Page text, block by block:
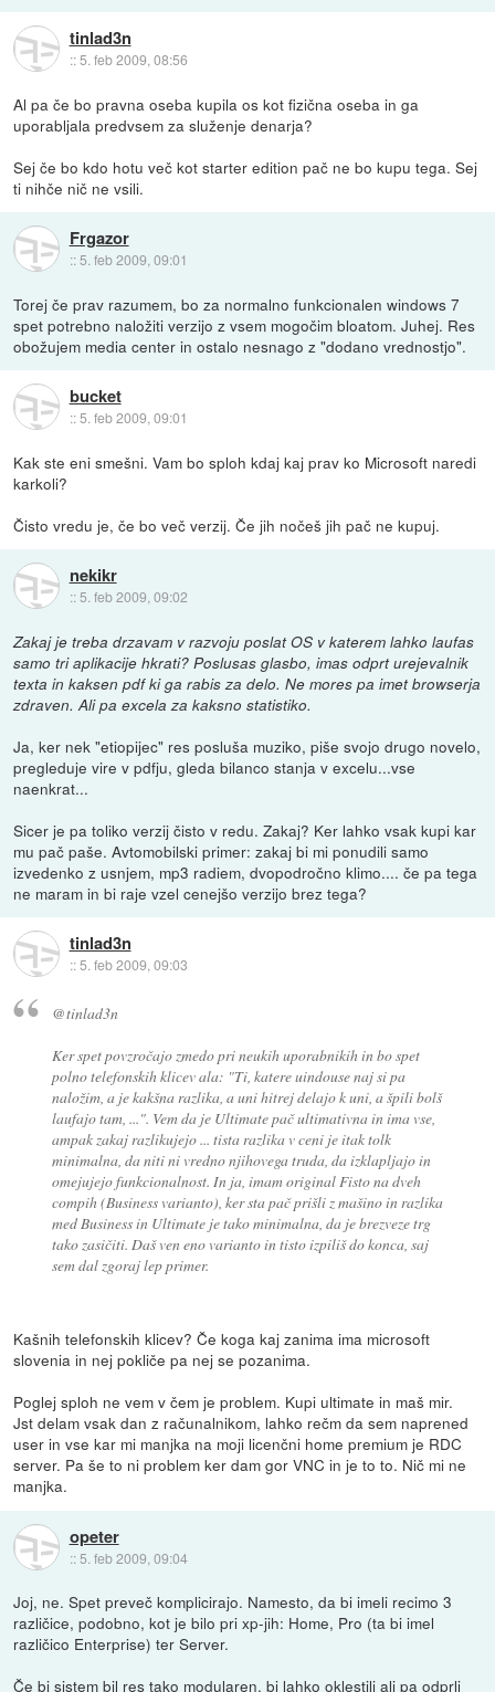
tinlad3n
::5. feb 2009, 08:56
Al pa če bo pravna oseba kupila os kot fizična oseba in ga
uporabljala predvsem za služenje denarja?
Sej če bo kdo hotu več kot starter edition pač ne bo kupu tega. Sej
ti nihče nič ne vsili.
Frgazor
:: 5. feb 2009, 09:01
Torej če prav razumem, bo za normalno funkcionalen windows 7
spet potrebno naložiti verzijo z vsem mogočim bloatom. Juhej. Res
obožujem media center in ostalo nesnago z "dodano vrednostjo".
bucket
::5. feb 2009, 09:01
Kak ste eni smešni. Vam bo sploh kdaj kaj prav ko Microsoft naredi
karkoli?
Čisto vredu je, če bo več verzij. Če jih nočeš jih pač ne kupuj.
nekikr
:: 5. feb 2009, 09:02
Zakaj je treba drzavam v razvoju poslat OS v katerem lahko laufas
samo tri aplikacije hkrati? Poslusas glasbo, imas odprt urejevalnik
texta in kaksen pdf ki ga rabis za delo. Ne mores pa imet browserja
zdraven. Ali pa excela za kaksno statistiko.
Ja, ker nek "etiopijec" res posluša muziko, piše svojo drugo novelo,
pregleduje vire v pdfju, gleda bilanco stanja v excelu...vse
naenkrat...
Sicer je pa toliko verzij čisto v redu. Zakaj? Ker lahko vsak kupi kar
mu pač paše. Avtomobilski primer: zakaj bi mi ponudili samo
izvedenko z usnjem, mp3 radiem, dvopodročno klimo.... če pa tega
ne maram in bi raje vzel cenejšo verzijo brez tega?
tinlad3n
::5. feb 2009, 09:03
@tinlad3n
Ker spet povzročajo zmedo pri neukih uporabnikih in bo spet
polno telefonskih klicev ala: "Ti, katere uindouse naj si pa
naložim, a je kakšna razlika, a uni hitrej delajo k uni, a špili bolš
laufajo tam, ...". Vem da je Ultimate pač ultimativna in ima vse,
ampak zakaj razlikujejo ... tista razlika v ceni je itak tolk
minimalna, da niti ni vredno njihovega truda, da izklapljajo in
omejujejo funkcionalnost. In ja, imam original Fisto na dveh
compih (Business varianto), ker sta pač prišli z mašino in razlika
med Business in Ultimate je tako minimalna, da je brezveze trg
tako zasičiti. Daš ven eno varianto in tisto izpiliš do konca, saj
sem dal zgoraj lep primer.
Kašnih telefonskih klicev? Če koga kaj zanima ima microsoft
slovenia in nej pokliče pa nej se pozanima.
Poglej sploh ne vem v čem je problem. Kupi ultimate in maš mir.
Jst delam vsak dan z računalnikom, lahko rečm da sem naprened
user in vse kar mi manjka na moji licenčni home premium je RDC
server. Pa še to ni problem ker dam gor VNC in je to to. Nič mi ne
manjka.
opeter
:: 5. feb 2009, 09:04
Joj, ne. Spet preveč komplicirajo. Namesto, da bi imeli recimo 3
različice, podobno, kot je bilo pri xp-jih: Home, Pro (ta bi imel
različico Enterprise) ter Server.
Če bi sistem bil res tako modularen, bi lahko oklestili ali pa odprli